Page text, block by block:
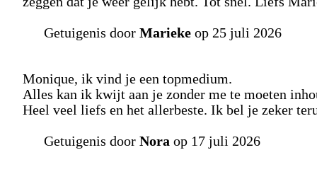
Getuigenis door Marieke op 25 juli 2026
Monique, ik vind je een topmedium.
Alles kan ik kwijt aan je zonder me te moeten
Heel veel liefs en het allerbeste. Ik bel je zeker
Getuigenis door Nora op 17 juli 2026